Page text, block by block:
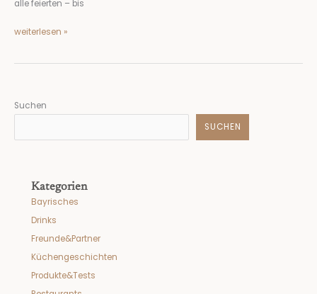
alle feierten – bis
weiterlesen »
Suchen
SUCHEN
Kategorien
Bayrisches
Drinks
Freunde&Partner
Küchengeschichten
Produkte&Tests